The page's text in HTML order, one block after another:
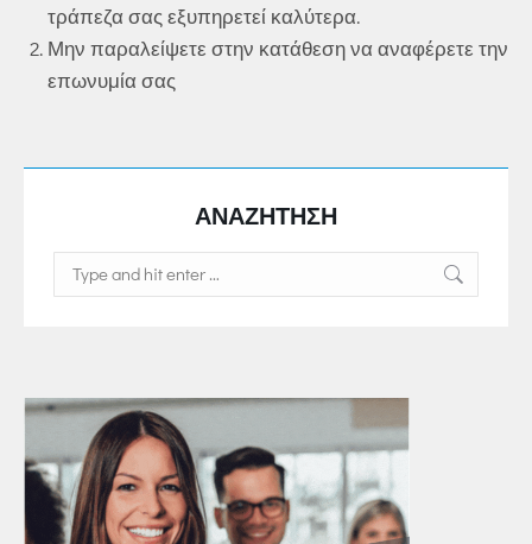
τράπεζα σας εξυπηρετεί καλύτερα.
Μην παραλείψετε στην κατάθεση να αναφέρετε την
επωνυμία σας
ΑΝΑΖΗΤΗΣΗ
Search: